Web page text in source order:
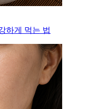
하게 먹는 법